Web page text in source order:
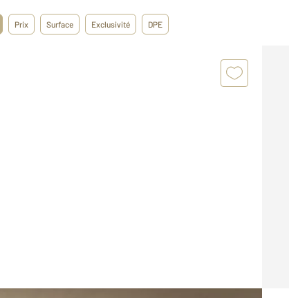
Prix Surface Exclusivité DPE